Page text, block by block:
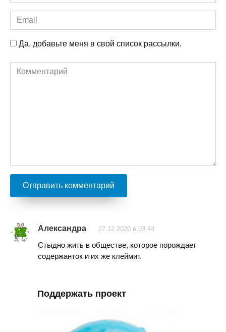
Email
Да, добавьте меня в свой список рассылки.
Комментарий
Александра 27.12.2020 в 03:44
Стыдно жить в обществе, которое порождает
содержанток и их же клеймит.
Поддержать проект